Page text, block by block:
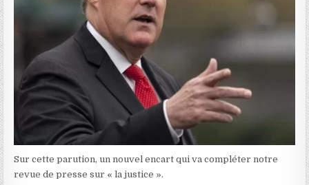
Sur cette parution, un nouvel encart qui va compléter notre
revue de presse sur « la justice ».